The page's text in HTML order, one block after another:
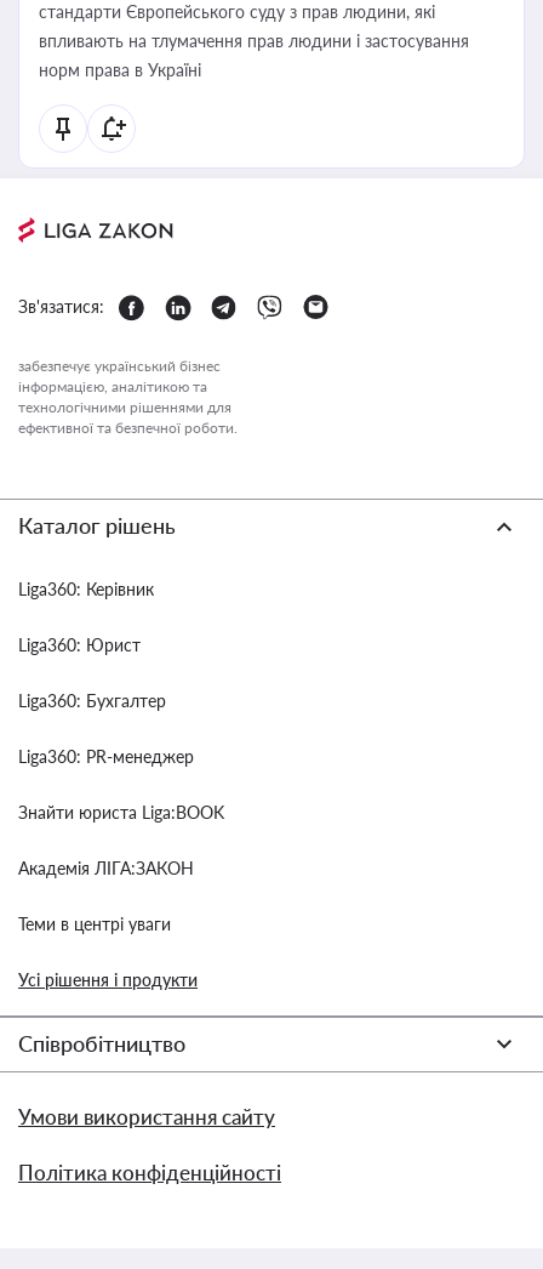
стандарти Європейського суду з прав людини, які
впливають на тлумачення прав людини і застосування
норм права в Україні
Зв'язатися:
забезпечує український бізнес
інформацією, аналітикою та
технологічними рішеннями для
ефективної та безпечної роботи.
Каталог рішень
Liga360: Керівник
Liga360: Юрист
Liga360: Бухгалтер
Liga360: PR-менеджер
Знайти юриста Liga:BOOK
Академія ЛІГА:ЗАКОН
Теми в центрі уваги
Усі рішення і продукти
Співробітництво
Умови використання сайту
Політика конфіденційності